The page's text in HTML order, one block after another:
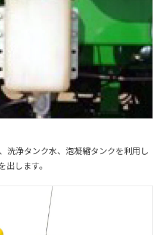
洗浄タンク水、泡凝縮タンクを利用し
します。